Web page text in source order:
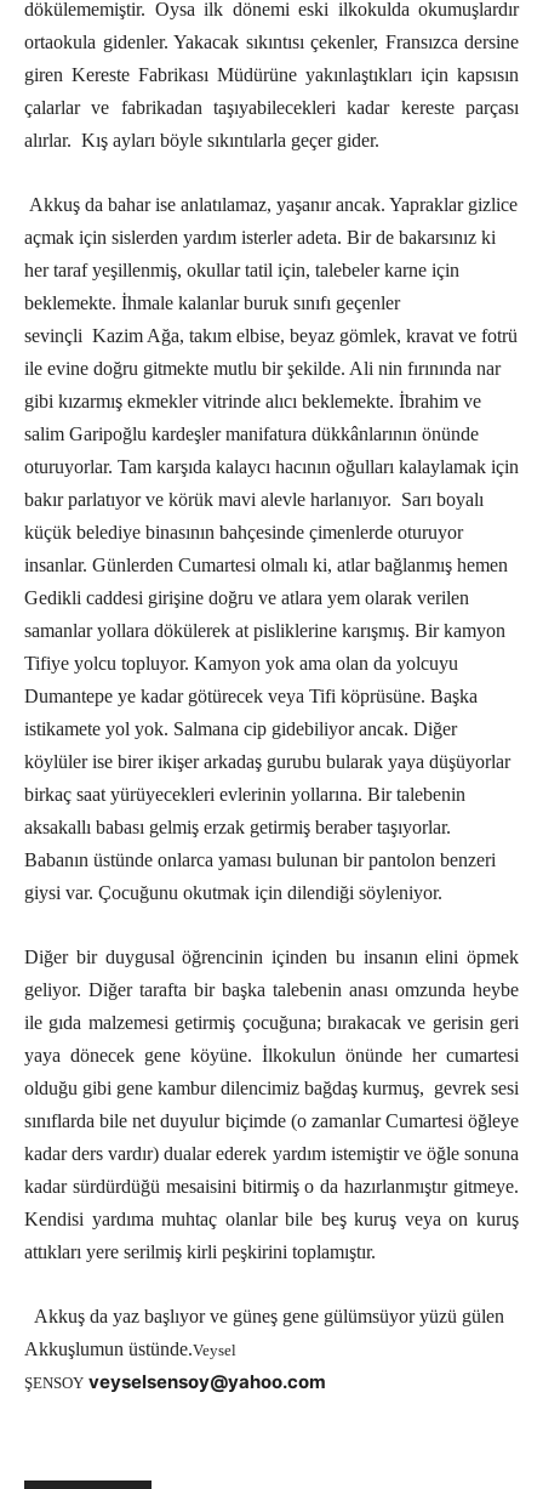
dökülememiştir. Oysa ilk dönemi eski ilkokulda okumuşlardır
ortaokula gidenler. Yakacak sıkıntısı çekenler, Fransızca dersine
giren Kereste Fabrikası Müdürüne yakınlaştıkları için kapsısın
çalarlar ve fabrikadan taşıyabilecekleri kadar kereste parçası
alırlar. Kış ayları böyle sıkıntılarla geçer gider.
Akkuş da bahar ise anlatılamaz, yaşanır ancak. Yapraklar gizlice
açmak için sislerden yardım isterler adeta. Bir de bakarsınız ki
her taraf yeşillenmiş, okullar tatil için, talebeler karne için
beklemekte. İhmale kalanlar buruk sınıfı geçenler
sevinçli Kazim Ağa, takım elbise, beyaz gömlek, kravat ve fotrü
ile evine doğru gitmekte mutlu bir şekilde. Ali nin fırınında nar
gibi kızarmış ekmekler vitrinde alıcı beklemekte. İbrahim ve
salim Garipoğlu kardeşler manifatura dükkânlarının önünde
oturuyorlar. Tam karşıda kalaycı hacının oğulları kalaylamak için
bakır parlatıyor ve körük mavi alevle harlanıyor. Sarı boyalı
küçük belediye binasının bahçesinde çimenlerde oturuyor
insanlar. Günlerden Cumartesi olmalı ki, atlar bağlanmış hemen
Gedikli caddesi girişine doğru ve atlara yem olarak verilen
samanlar yollara dökülerek at pisliklerine karışmış. Bir kamyon
Tifiye yolcu topluyor. Kamyon yok ama olan da yolcuyu
Dumantepe ye kadar götürecek veya Tifi köprüsüne. Başka
istikamete yol yok. Salmana cip gidebiliyor ancak. Diğer
köylüler ise birer ikişer arkadaş gurubu bularak yaya düşüyorlar
birkaç saat yürüyecekleri evlerinin yollarına. Bir talebenin
aksakallı babası gelmiş erzak getirmiş beraber taşıyorlar.
Babanın üstünde onlarca yaması bulunan bir pantolon benzeri
giysi var. Çocuğunu okutmak için dilendiği söyleniyor.
Diğer bir duygusal öğrencinin içinden bu insanın elini öpmek
geliyor. Diğer tarafta bir başka talebenin anası omzunda heybe
ile gıda malzemesi getirmiş çocuğuna; bırakacak ve gerisin geri
yaya dönecek gene köyüne. İlkokulun önünde her cumartesi
olduğu gibi gene kambur dilencimiz bağdaş kurmuş, gevrek sesi
sınıflarda bile net duyulur biçimde (o zamanlar Cumartesi öğleye
kadar ders vardır) dualar ederek yardım istemiştir ve öğle sonuna
kadar sürdürdüğü mesaisini bitirmiş o da hazırlanmıştır gitmeye.
Kendisi yardıma muhtaç olanlar bile beş kuruş veya on kuruş
attıkları yere serilmiş kirli peşkirini toplamıştır.
Akkuş da yaz başlıyor ve güneş gene gülümsüyor yüzü gülen
Akkuşlumun üstünde.Veysel
ŞENSOY veyselsensoy@yahoo.com